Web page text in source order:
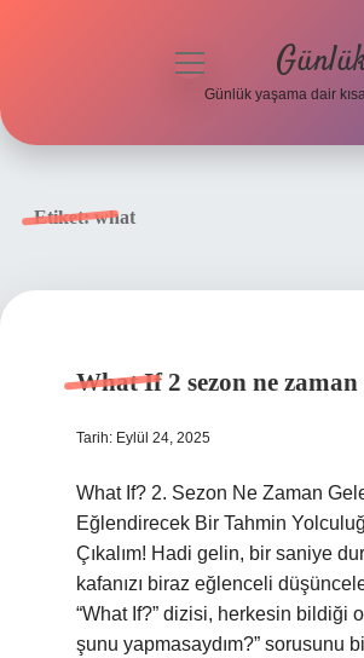
menüyü
Günlük yaşama dair
Etiket:what
What If 2 sezon ne zaman
Tarih: Eylül 24, 2025
What If? 2. Sezon Ne Zaman
Eğlendirecek Bir Tahmin
Çıkalım! Hadi gelin, bir saniye
kafanızı biraz eğlenceli
“What If?” dizisi, herkesin bildiği
şunu yapmasaydım?” sorusunu